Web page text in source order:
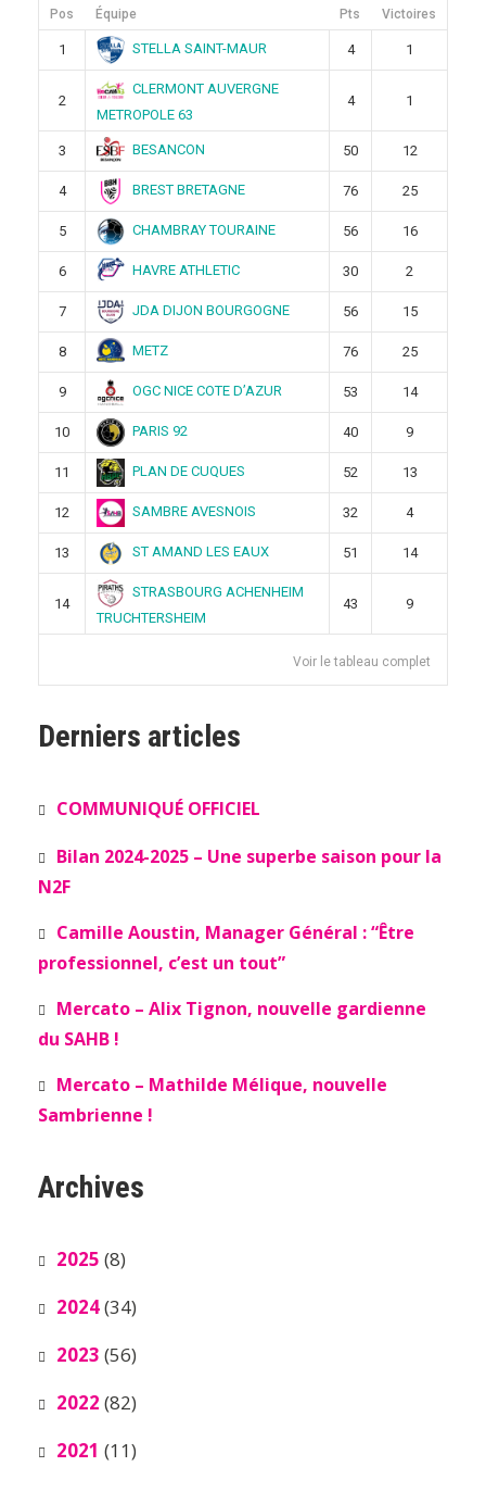
Pos Équipe Pts Victoires
1 STELLA SAINT-MAUR 4 1
2
CLERMONT AUVERGNE
METROPOLE 63
4 1
3 BESANCON 50 12
4 BREST BRETAGNE 76 25
5 CHAMBRAY TOURAINE 56 16
6 HAVRE ATHLETIC 30 2
7 JDA DIJON BOURGOGNE 56 15
8 METZ 76 25
9 OGC NICE COTE D’AZUR 53 14
10 PARIS 92 40 9
11 PLAN DE CUQUES 52 13
12 SAMBRE AVESNOIS 32 4
13 ST AMAND LES EAUX 51 14
14
STRASBOURG ACHENHEIM
TRUCHTERSHEIM
43 9
Voir le tableau complet
Derniers articles
COMMUNIQUÉ OFFICIEL
Bilan 2024-2025 – Une superbe saison pour la
N2F
Camille Aoustin, Manager Général : “Être
professionnel, c’est un tout”
Mercato – Alix Tignon, nouvelle gardienne
du SAHB !
Mercato – Mathilde Mélique, nouvelle
Sambrienne !
Archives
2025 (8)
2024(34)
2023 (56)
2022 (82)
2021 (11)